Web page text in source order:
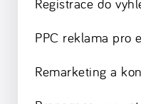
PPC reklama pro
Remarketing a